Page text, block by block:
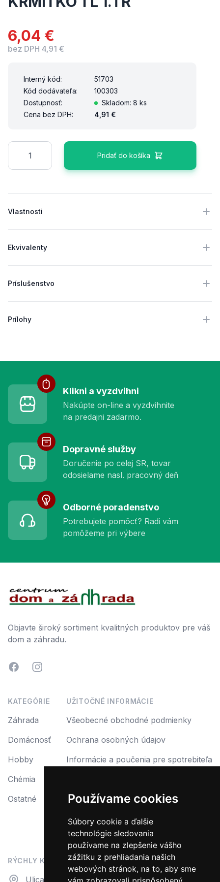
Používame cookies
Súbory cookie a ďalšie
technológie sledovania
používame na zlepšenie vášho
zážitku z prehliadania našich
webových stránok, na to, aby sme
6,04 €
bez DPH 4,91 €
Interný kód:
51703
Kód dodávateľa:
100303
Dostupnosť:
Skladom: 8 ks
Cena bez DPH:
4,91 €
Množstvo
Pridať do košíka
Vlastnosti
Ekvivalenty
Príslušenstvo
Prílohy
Služby pre vásKlikni a vyzdvihni
Nakúpte on-line a vyzdvihnite
na predajni zadarmo.
Dopravné služby
Doručenie po celej SR, tovar
odosielame nasl. pracovný deň
Odborné poradenstvo
Potrebujete pomôcť? Radi vám
pomôžeme pri výbere
Objavte široký sortiment kvalitných produktov pre váš
dom a záhradu.
FacebookInstagram
KATEGÓRIE
Záhrada
Domácnosť
Hobby
Chémia
Ostatné
UŽITOČNÉ INFORMÁCIE
Všeobecné obchodné podmienky
Ochrana osobných údajov
Informácie a poučenia pre spotrebiteľa
Reklamačný protokol
Formulár na odstúpenie od zmluvy
Odstúpiť od zmluvy tu
RÝCHLY KONTAKT
AdresaUlica N. Teslu 23